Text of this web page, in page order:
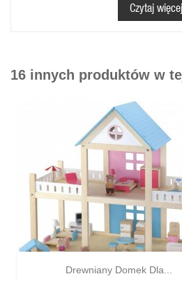
Domek do samodzielnego złożenia.
Czytaj więcej
16 innych produktów w
Drewniany Domek Dla...